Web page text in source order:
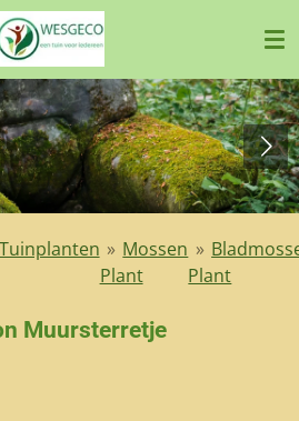
Tuinplanten » Mossen
Plant
»
Plant
Muursterretje